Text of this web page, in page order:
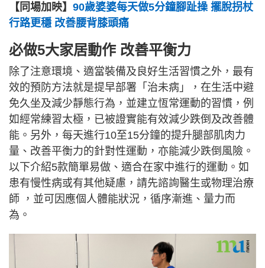
【同場加映】 90歲婆婆每天做5分鐘腳趾操 擺脫拐杖
行路更穩 改善腰背膝頭痛
必做5大家居動作 改善平衡力
除了注意環境、適當裝備及良好生活習慣之外，最有
效的預防方法就是提早部署「治未病」，在生活中避
免久坐及減少靜態行為，並建立恆常運動的習慣，例
如經常練習太極，已被證實能有效減少跌倒及改善體
能。另外，每天進行10至15分鐘的提升腿部肌肉力
量、改善平衡力的針對性運動，亦能減少跌倒風險。
以下介紹5款簡單易做、適合在家中進行的運動。如
患有慢性病或有其他疑慮，請先諮詢醫生或物理治療
師 ，並可因應個人體能狀況，循序漸進、量力而
為。